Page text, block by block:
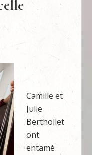
Camille et
Julie
Berthollet
ont
entamé